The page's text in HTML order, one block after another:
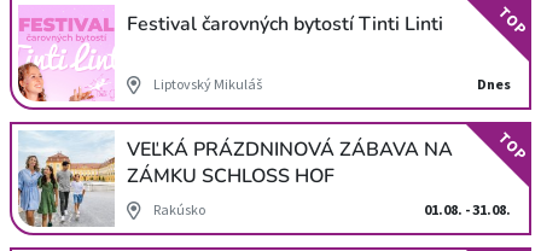
Festival čarovných bytostí Tinti Linti
Liptovský Mikuláš Dnes
TOP
VEĽKÁ PRÁZDNINOVÁ ZÁBAVA NA
ZÁMKU SCHLOSS HOF
Rakúsko 01.08. - 31.08.
TOP